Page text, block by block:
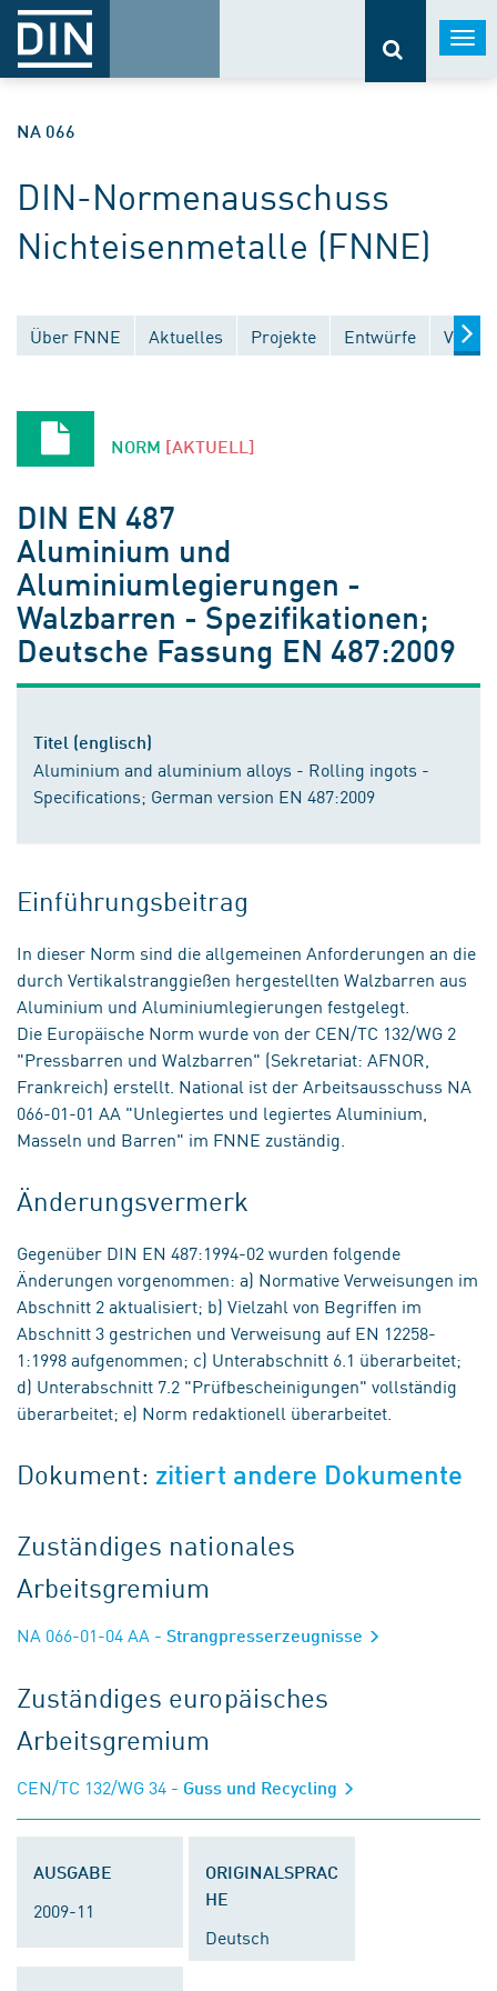
NA 066
DIN-Normenausschuss
Nichteisenmetalle (FNNE)
Über FNNE Aktuelles Projekte Entwürfe
NORM [AKTUELL]
DIN EN 487
Aluminium und
Aluminiumlegierungen -
Walzbarren - Spezifikationen;
Deutsche Fassung EN 487:2009
Titel (englisch)
Aluminium and aluminium alloys - Rolling ingots -
Specifications; German version EN 487:2009
Einführungsbeitrag
In dieser Norm sind die allgemeinen Anforderungen an die
durch Vertikalstranggießen hergestellten Walzbarren aus
Aluminium und Aluminiumlegierungen festgelegt.
Die Europäische Norm wurde von der CEN/TC 132/WG 2
"Pressbarren und Walzbarren" (Sekretariat: AFNOR,
Frankreich) erstellt. National ist der Arbeitsausschuss NA
066-01-01 AA "Unlegiertes und legiertes Aluminium,
Masseln und Barren" im FNNE zuständig.
Änderungsvermerk
Gegenüber DIN EN 487:1994-02 wurden folgende
Änderungen vorgenommen: a) Normative Verweisungen im
Abschnitt 2 aktualisiert; b) Vielzahl von Begriffen im
Abschnitt 3 gestrichen und Verweisung auf EN 12258-
1:1998 aufgenommen; c) Unterabschnitt 6.1 überarbeitet;
d) Unterabschnitt 7.2 "Prüfbescheinigungen" vollständig
überarbeitet; e) Norm redaktionell überarbeitet.
Dokument: zitiert andere Dokumente
Zuständiges nationales
Arbeitsgremium
NA 066-01-04 AA - Strangpresserzeugnisse
Zuständiges europäisches
Arbeitsgremium
CEN/TC 132/WG 34 - Guss und Recycling
AUSGABE
2009-11
ORIGINALSPRAC
HE
Deutsch